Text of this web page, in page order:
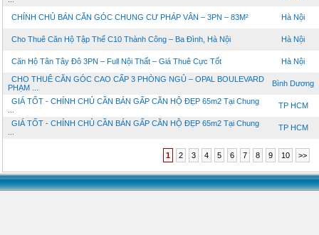
CHÍNH CHỦ BÁN CĂN GÓC CHUNG CƯ PHÁP VÂN – 3PN – 83M² Hà Nội
Cho Thuê Căn Hộ Tập Thể C10 Thành Công – Ba Đình, Hà Nội Hà Nội
Căn Hộ Tân Tây Đô 3PN – Full Nội Thất – Giá Thuê Cực Tốt Hà Nội
CHO THUÊ CĂN GÓC CAO CẤP 3 PHÒNG NGỦ – OPAL BOULEVARD
PHẠM ...
Bình Dương
GIÁ TỐT - CHÍNH CHỦ CẦN BÁN GẤP CĂN HỘ ĐẸP 65m2 Tại Chung
TP HCM
GIÁ TỐT - CHÍNH CHỦ CẦN BÁN GẤP CĂN HỘ ĐẸP 65m2 Tại Chung
TP HCM
1 2 3 4 5 6 7 8 9 10 >>